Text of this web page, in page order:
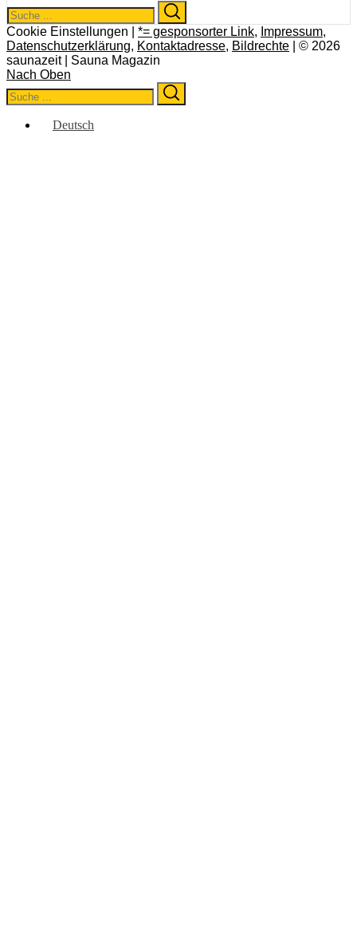
Search
for:
Cookie Einstellungen | *= gesponsorter Link, Impressum,
Datenschutzerklärung, Kontaktadresse, Bildrechte | © 2026
saunazeit | Sauna Magazin
Nach Oben
Search
for:
Deutsch